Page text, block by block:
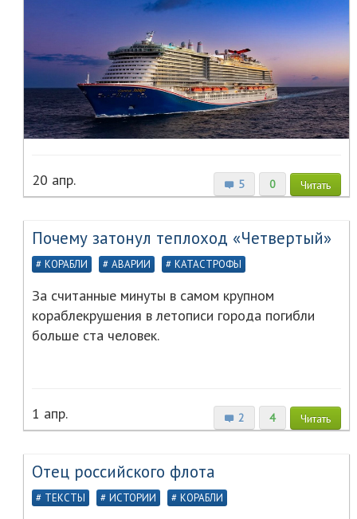
5 0 Читать
20 апр.
Почему затонул теплоход «Четвертый»
КОРАБЛИ АВАРИИ КАТАСТРОФЫ
За считанные минуты в самом крупном
кораблекрушения в летописи города погибли
больше ста человек.
2 4 Читать
1 апр.
Отец российского флота
ТЕКСТЫ ИСТОРИИ КОРАБЛИ